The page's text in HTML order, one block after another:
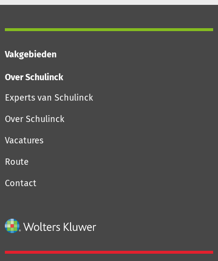
Vakgebieden
Over Schulinck
Experts van Schulinck
Over Schulinck
Vacatures
Route
Contact